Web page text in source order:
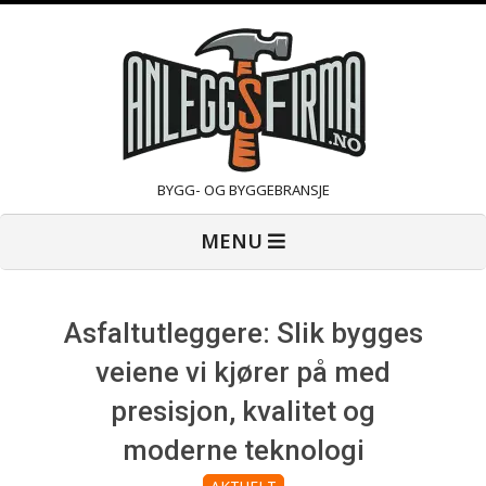
A
n
BYGG- OG BYGGEBRANSJE
MENU
Asfaltutleggere: Slik bygges
veiene vi kjører på med
presisjon, kvalitet og
moderne teknologi